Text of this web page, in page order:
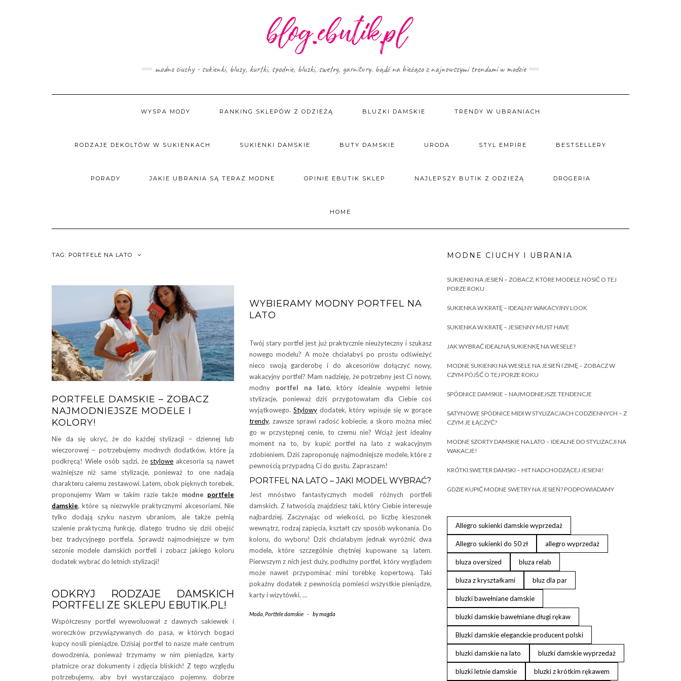
modne ciuchy - sukienki, bluzy, kurtki, spodnie, bluzki, swetry, garnitury. bądź na bieżąco z najnowszymi trendami w modzie
WYSPA MODY RANKING SKLEPÓW Z ODZIEŻĄ BLUZKI DAMSKIE TRENDY W UBRANIACH
RODZAJE DEKOLTÓW W SUKIENKACH SUKIENKI DAMSKIE BUTY DAMSKIE URODA STYL EMPIRE BESTSELLERY
PORADY JAKIE UBRANIA SĄ TERAZ MODNE OPINIE EBUTIK SKLEP NAJLEPSZY BUTIK Z ODZIEŻĄ DROGERIA
HOME
TAG: PORTFELE NA LATO
PORTFELE DAMSKIE – ZOBACZ
NAJMODNIEJSZE MODELE I
KOLORY!
Nie da się ukryć, że do każdej stylizacji – dziennej lub
wieczorowej – potrzebujemy modnych dodatków, które ją
podkręcą! Wiele osób sądzi, że stylowe akcesoria są nawet
ważniejsze niż same stylizacje, ponieważ to one nadają
charakteru całemu zestawowi. Latem, obok pięknych torebek,
proponujemy Wam w takim razie także modne portfele
damskie, które są niezwykle praktycznymi akcesoriami. Nie
tylko dodają szyku naszym ubraniom, ale także pełnią
szalenie praktyczną funkcję, dlatego trudno się dziś obejść
bez tradycyjnego portfela. Sprawdź najmodniejsze w tym
sezonie modele damskich portfeli i zobacz jakiego koloru
dodatek wybrać do letnich stylizacji!
ODKRYJ RODZAJE DAMSKICH
PORTFELI ZE SKLEPU EBUTIK.PL!
Współczesny portfel wyewoluował z dawnych sakiewek i
woreczków przywiązywanych do pasa, w których bogaci
kupcy nosili pieniądze. Dzisiaj portfel to nasze małe centrum
dowodzenia, ponieważ trzymamy w nim pieniądze, karty
płatnicze oraz dokumenty i zdjęcia bliskich! Z tego względu
potrzebujemy, aby był wystarczająco pojemny, dobrze
WYBIERAMY MODNY PORTFEL NA
LATO
Twój stary portfel jest już praktycznie nieużyteczny i szukasz
nowego modelu? A może chciałabyś po prostu odświeżyć
nieco swoją garderobę i do akcesoriów dołączyć nowy,
wakacyjny portfel? Mam nadzieję, że potrzebny jest Ci nowy,
modny portfel na lato, który idealnie wypełni letnie
stylizacje, ponieważ dziś przygotowałam dla Ciebie coś
wyjątkowego.Stylowy dodatek, który wpisuje się w gorące
trendy, zawsze sprawi radość kobiecie, a skoro można mieć
go w przystępnej cenie, to czemu nie? Wciąż jest idealny
moment na to, by kupić portfel na lato z wakacyjnym
zdobieniem. Dziś zaproponuję najmodniejsze modele, które z
pewnością przypadną Ci do gustu. Zapraszam!
PORTFEL NA LATO – JAKI MODEL WYBRAĆ?
Jest mnóstwo fantastycznych modeli różnych portfeli
damskich. Z łatwością znajdziesz taki, który Ciebie interesuje
najbardziej. Zaczynając od wielkości, po liczbę kieszonek
wewnątrz, rodzaj zapięcia, kształt czy sposób wykonania. Do
koloru, do wyboru! Dziś chciałabym jednak wyróżnić dwa
modele, które szczególnie chętniej kupowane są latem.
Pierwszym z nich jest duży, podłużny portfel, który wyglądem
może nawet przypominać mini torebkę kopertową. Taki
pokaźny dodatek z pewnością pomieści wszystkie pieniądze,
karty i wizytówki. …
Moda Portfele damskie - bymagda
MODNE CIUCHY I UBRANIA
SUKIENKI NA JESIEŃ – ZOBACZ, KTÓRE MODELE NOSIĆ O TEJ
PORZE ROKU
SUKIENKA W KRATĘ – IDEALNY WAKACYJNY LOOK
SUKIENKA W KRATĘ – JESIENNY MUST HAVE
JAK WYBRAĆ IDEALNĄ SUKIENKĘ NA WESELE?
MODNE SUKIENKI NA WESELE NA JESIEŃ I ZIMĘ – ZOBACZ W
CZYM PÓJŚĆ O TEJ PORZE ROKU
SPÓDNICE DAMSKIE – NAJMODNIEJSZE TENDENCJE
SATYNOWE SPÓDNICE MIDI W STYLIZACJACH CODZIENNYCH – Z
CZYM JE ŁĄCZYĆ?
MODNE SZORTY DAMSKIE NA LATO – IDEALNE DO STYLIZACJI NA
WAKACJE!
KRÓTKI SWETER DAMSKI – HIT NADCHODZĄCEJ JESIENI!
GDZIE KUPIĆ MODNE SWETRY NA JESIEŃ? PODPOWIADAMY
Allegro sukienki damskie wyprzedaż
Allegro sukienki do 50 zł allegro wyprzedaż
bluza oversized bluza relab
bluza z kryształkami bluz dla par
bluzki bawełniane damskie
bluzki damskie bawełniane długi rękaw
Bluzki damskie eleganckie producent polski
bluzki damskie na lato bluzki damskie wyprzedaż
bluzki letnie damskie bluzki z krótkim rękawem